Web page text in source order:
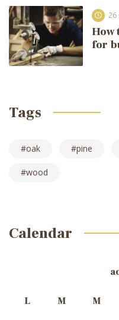
26
How
for
Tags
oak pine
wood
Calendar
L M M